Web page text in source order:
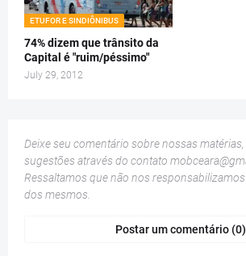
ETUFOR E SINDIÔNIBUS
74% dizem que trânsito da
Capital é "ruim/péssimo"
July 29, 2012
Deixe seu comentário sobre nossas
sugestões através do contato
Ressaltamos que não nos
dos mesmos.
Postar um comentário (0)